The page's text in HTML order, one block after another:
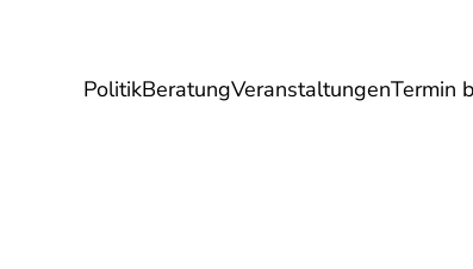
PolitikBeratungVeranstaltungenTermin
Digitales Energie & Wohnen